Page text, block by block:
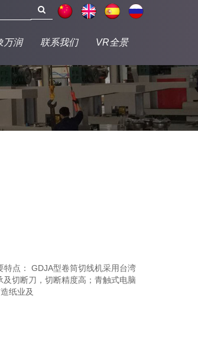
万润 联系我们 VR全景
点： GDJA型卷筒切线机采用台湾
切断刀，切断精度高；青触式电脑
纸业及